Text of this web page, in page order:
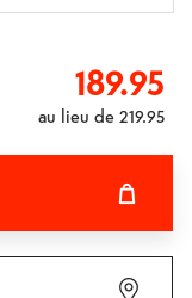
189.95
au lieu de219.95